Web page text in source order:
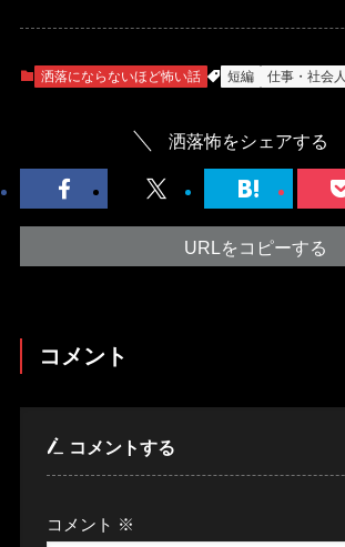
洒落にならないほど怖い話 短編 仕事・社会人
洒落怖をシェアする
URLをコピーする
コメント
コメントする
コメント ※